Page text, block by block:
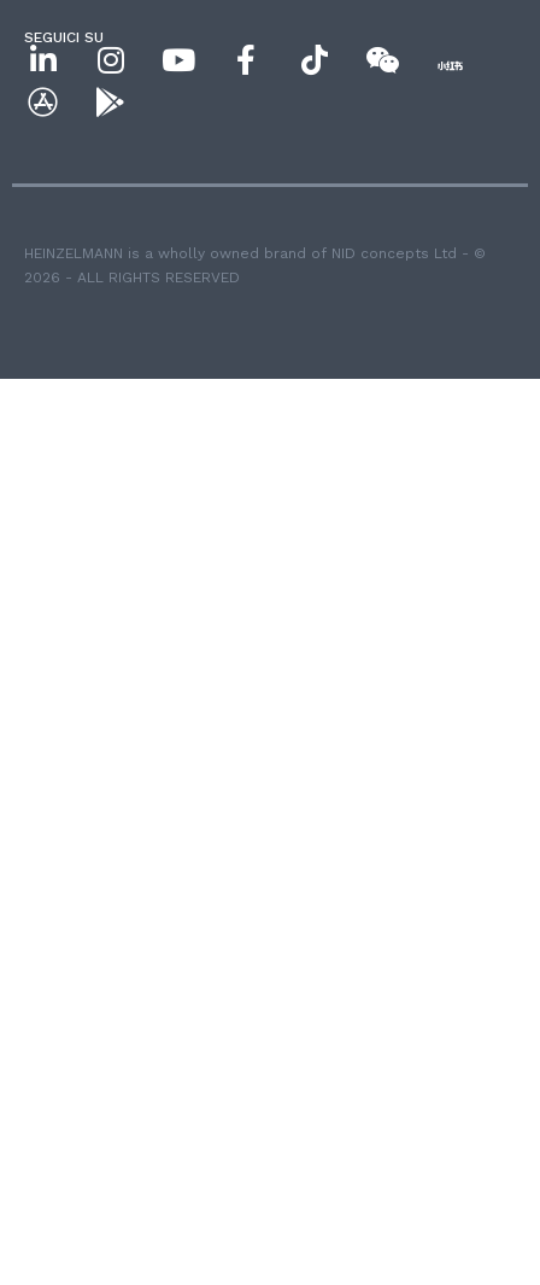
SEGUICI SU
HEINZELMANN is a wholly owned brand of NID concepts Ltd - ©
2026 - ALL RIGHTS RESERVED